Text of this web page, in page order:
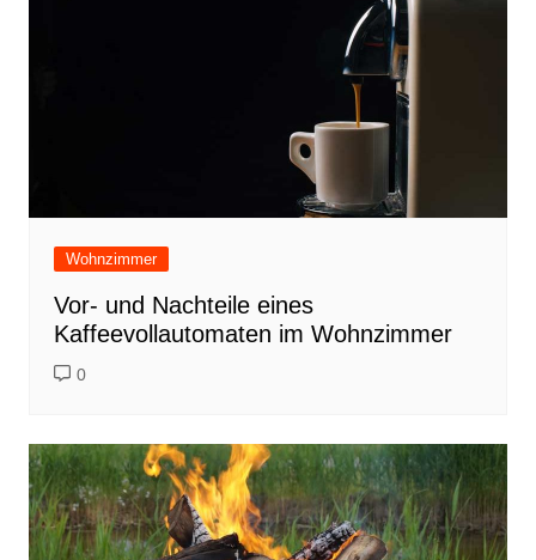
Wohnzimmer
Vor- und Nachteile eines
Kaffeevollautomaten im Wohnzimmer
0